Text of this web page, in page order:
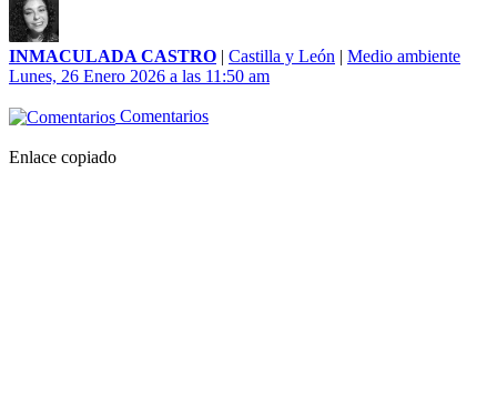
INMACULADA CASTRO | Castilla y León | Medio ambiente
Lunes, 26 Enero 2026 a las 11:50 am
Comentarios
Enlace copiado